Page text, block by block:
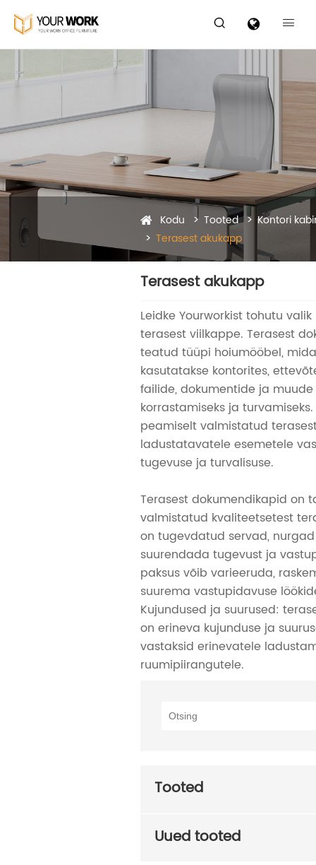
 
Kodu Tooted
Kontori
Terasest akukapp
Terasest akukapp
Leidke Yourworkist tohutu
terasest viilkappe. Terasest
teatud tüüpi hoiumööbel,
kasutatakse kontorites,
failide, dokumentide ja
korrastamiseks ja
peamiselt valmistatud
ladustatavatele esemetele
tugevuse ja turvalisuse.
Terasest dokumendikapid on
valmistatud kvaliteetsetest
on tugevdatud servad,
suurendada tugevust ja
paksus võib varieeruda,
suurema vastupidavuse
Kujundused ja suurused:
on erineva kujunduse ja
vastaksid erinevatele
ruumipiirangutele.
Tooted
Uued tooted